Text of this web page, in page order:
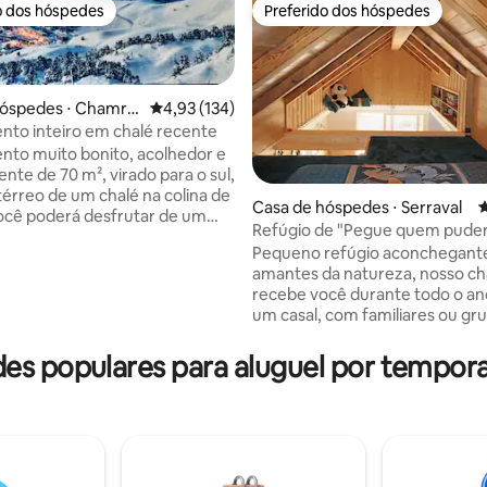
de 5, 118 avaliações
dos hóspedes
dos hóspedes
⋅ Chamro
4,93 de uma avaliação média de 5, 134
4,93 (134)
inteiro em chalé recente
muito bonito, acolhedor e
de 70 m², virado para o sul,
de um chalé na colina de
poderá desfrutar de um
externo privativo e
Infelizmente, a
Preferido dos hóspedes
Preferido dos hóspedes
Casa de hóspedes ⋅ Serraval
Refúgio de "Pegue quem
Pequeno refúgio
amantes da natureza, nosso
recebe você durante todo o
um casal, com familiares ou
saída, entre o lago e a
oferece um ambiente
Bornand, Manigod) e do Lago
você é esportivo
populares para aluguel por